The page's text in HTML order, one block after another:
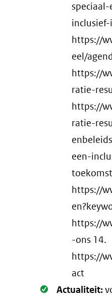
https://
eel/
https://
ratie-
https://
ratie-
een-
https://
https://
-ons 14.
https://
act
Oké.
Actualiteit: